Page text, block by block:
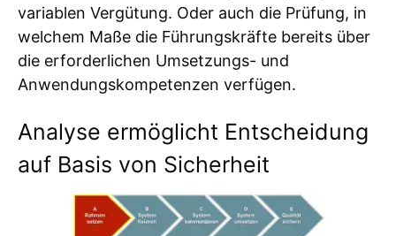
variablen Vergütung. Oder auch die Prüfung, in
welchem Maße die Führungskräfte bereits über
die erforderlichen Umsetzungs- und
Anwendungskompetenzen verfügen.
Analyse ermöglicht Entscheidung
auf Basis von Sicherheit